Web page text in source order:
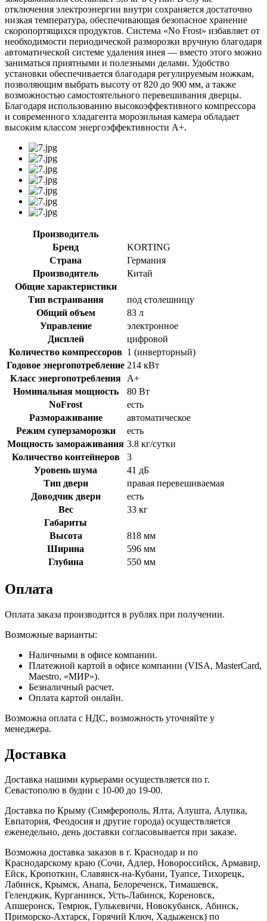
отключения электроэнергии внутри сохраняется достаточно
низкая температура, обеспечивающая безопасное хранение
скоропортящихся продуктов. Система «No Frost» избавляет от
необходимости периодической разморозки вручную благодаря
автоматической системе удаления инея — вместо этого можно
заниматься приятными и полезными делами. Удобство
установки обеспечивается благодаря регулируемым ножкам,
позволяющим выбрать высоту от 820 до 900 мм, а также
возможностью самостоятельного перевешивания дверцы.
Благодаря использованию высокоэффективного компрессора
и современного хладагента морозильная камера обладает
высоким классом энергоэффективности А+.
Производитель
Бренд
KORTING
Страна
Германия
Производитель
Китай
Общие характеристики
Тип встраивания
под столешницу
Общий объем
83 л
Управление
электронное
Дисплей
цифровой
Количество компрессоров 1 (инверторный)
Годовое энергопотребление 214 кВт
Класс энергопотребления
A+
Номинальная мощность
80 Вт
NoFrost
есть
Размораживание
автоматическое
Режим суперзаморозки
есть
Мощность замораживания 3.8 кг/сутки
Количество контейнеров
3
Уровень шума
41 дБ
Тип двери
правая перевешиваемая
Доводчик двери
есть
Вес
33 кг
Габариты
Высота
818 мм
Ширина
596 мм
Глубина
550 мм
Оплата
Оплата заказа производится в рублях при получении.
Возможные варианты:
Наличными в офисе компании.
Платежной картой в офисе компании (VISA, MasterCard,
Maestro, «МИР»).
Безналичный расчет.
Оплата картой онлайн.
Возможна оплата с НДС, возможность уточняйте у
менеджера.
Доставка
Доставка нашими курьерами осуществляется по г.
Севастополю в будни с 10-00 до 19-00.
Доставка по Крыму (Симферополь, Ялта, Алушта, Алупка,
Евпатория, Феодосия и другие города) осуществляется
еженедельно, день доставки согласовывается при заказе.
Возможна доставка заказов в г. Краснодар и по
Краснодарскому краю (Сочи, Адлер, Новороссийск, Армавир,
Ейск, Кропоткин, Славянск-на-Кубани, Туапсе, Тихорецк,
Лабинск, Крымск, Анапа, Белореченск, Тимашевск,
Геленджик, Курганинск, Усть-Лабинск, Кореновск,
Апшеронск, Темрюк, Гулькевичи, Новокубанск, Абинск,
Приморско-Ахтарск, Горячий Ключ, Хадыженск) по